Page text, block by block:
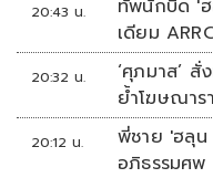
20:43 น.
ทัพนักบิด 'ฮ
เดียม
20:32 น.
‘ศุภมาส’ สั่
ย้ำโฆษณาร
20:12 น.
พี่ชาย 'ฮลุน
อภิธรรมศพ